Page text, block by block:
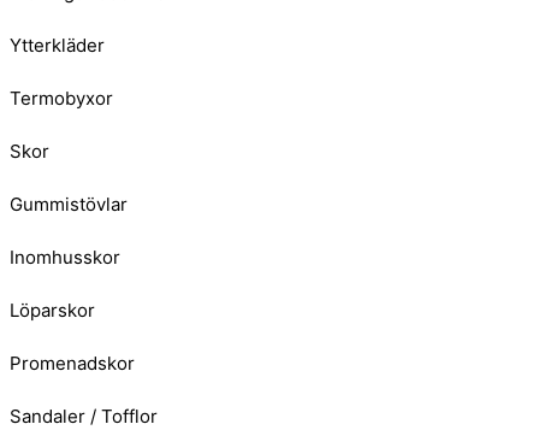
Ytterkläder
Termobyxor
Skor
Gummistövlar
Inomhusskor
Löparskor
Promenadskor
Sandaler / Tofflor